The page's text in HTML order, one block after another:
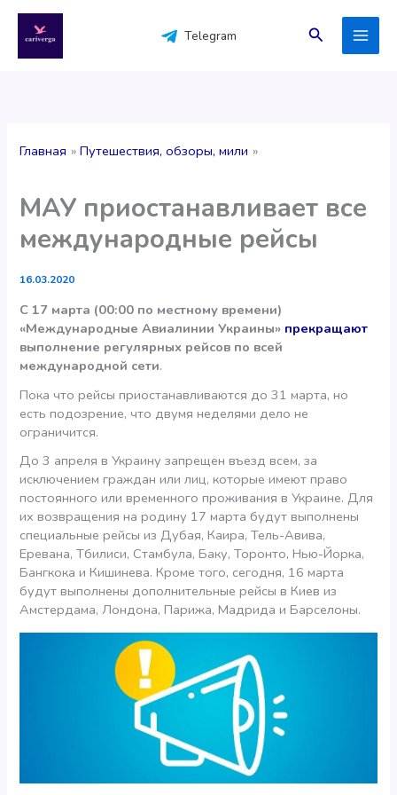
содержимому
Telegram Поиск
Главная Путешествия, обзоры, мили
МАУ приостанавливает все
международные рейсы
16.03.2020
С 17 марта (00:00 по местному времени)
«Международные Авиалинии Украины» прекращают
выполнение регулярных рейсов по всей
международной сети.
Пока что рейсы приостанавливаются до 31 марта, но
есть подозрение, что двумя неделями дело не
ограничится.
До 3 апреля в Украину запрещен въезд всем, за
исключением граждан или лиц, которые имеют право
постоянного или временного проживания в Украине. Для
их возвращения на родину 17 марта будут выполнены
специальные рейсы из Дубая, Каира, Тель-Авива,
Еревана, Тбилиси, Стамбула, Баку, Торонто, Нью-Йорка,
Бангкока и Кишинева. Кроме того, сегодня, 16 марта
будут выполнены дополнительные рейсы в Киев из
Амстердама, Лондона, Парижа, Мадрида и Барселоны.